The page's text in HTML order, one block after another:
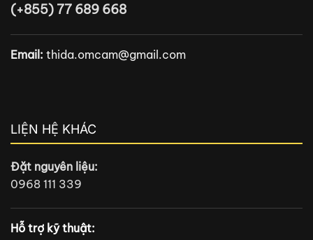
(+855) 77 689 668
Email: thida.omcam@gmail.com
LIỆN HỆ KHÁC
Đặt nguyên liệu:
0968 111 339
Hỗ trợ kỹ thuật: